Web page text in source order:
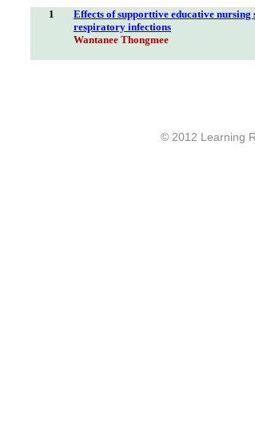
1
Effects of supporttive educative
respiratory infections
Wantanee Thongmee
© 2012 Learning